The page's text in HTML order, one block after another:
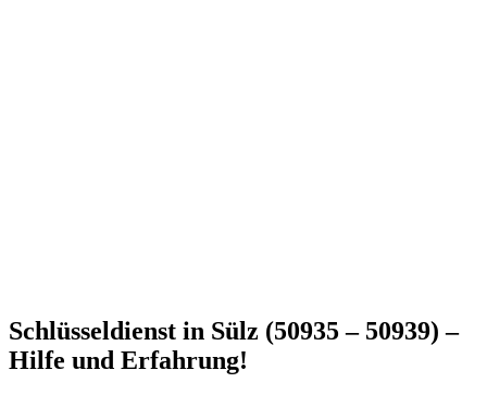
Schlüsseldienst in Sülz (50935 – 50939) –
Hilfe und Erfahrung!